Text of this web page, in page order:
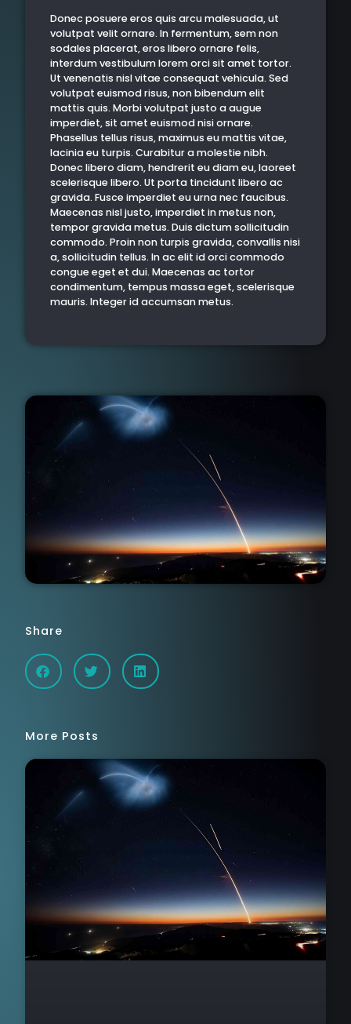
Donec posuere eros quis arcu malesuada, ut
volutpat velit ornare. In fermentum, sem non
sodales placerat, eros libero ornare felis,
interdum vestibulum lorem orci sit amet tortor.
Ut venenatis nisl vitae consequat vehicula. Sed
volutpat euismod risus, non bibendum elit
mattis quis. Morbi volutpat justo a augue
imperdiet, sit amet euismod nisi ornare.
Phasellus tellus risus, maximus eu mattis vitae,
lacinia eu turpis. Curabitur a molestie nibh.
Donec libero diam, hendrerit eu diam eu, laoreet
scelerisque libero. Ut porta tincidunt libero ac
gravida. Fusce imperdiet eu urna nec faucibus.
Maecenas nisl justo, imperdiet in metus non,
tempor gravida metus. Duis dictum sollicitudin
commodo. Proin non turpis gravida, convallis nisi
a, sollicitudin tellus. In ac elit id orci commodo
congue eget et dui. Maecenas ac tortor
condimentum, tempus massa eget, scelerisque
mauris. Integer id accumsan metus.
Share
More Posts